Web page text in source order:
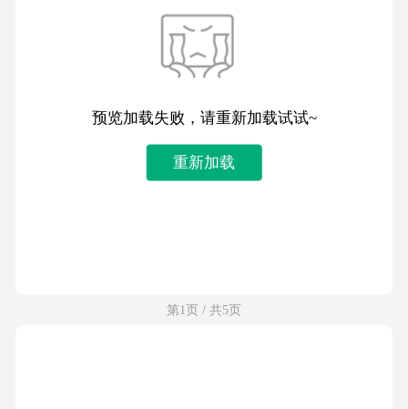
预览加载失败，请重新加载试试~
重新加载
第1页 / 共5页